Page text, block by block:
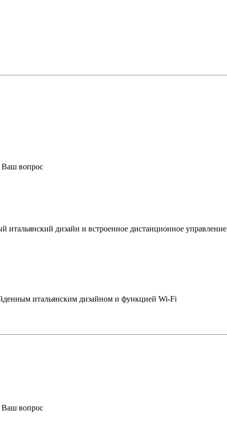
вопрос
итальянский дизайн и встроенное дистанционное управление
итальянским дизайном и функцией Wi-Fi
вопрос